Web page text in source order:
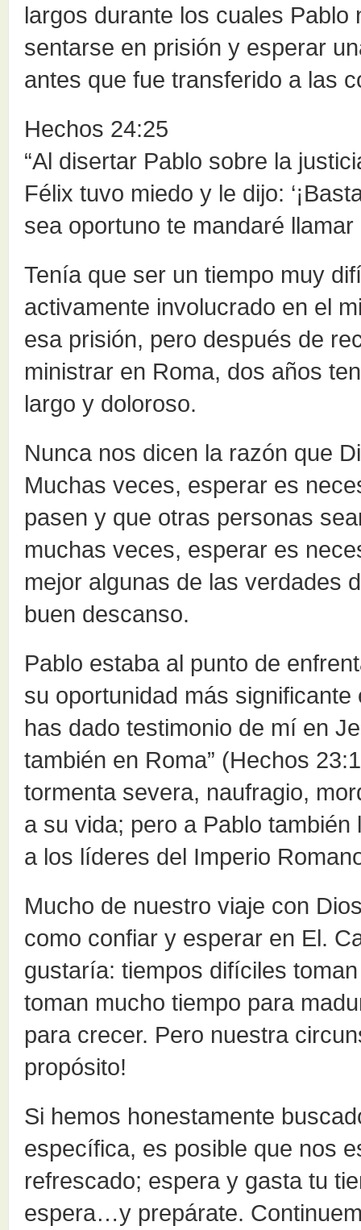
largos durante los cuales
sentarse en prisión y esperar
antes que fue transferido a las
Hechos 24:25
“Al disertar Pablo sobre la
Félix tuvo miedo y le dijo:
sea oportuno te mandaré llamar
Tenía que ser un tiempo muy
activamente involucrado en el
esa prisión, pero después de
ministrar en Roma, dos años
largo y doloroso.
Nunca nos dicen la razón que
Muchas veces, esperar es
pasen y que otras personas
muchas veces, esperar es
mejor algunas de las verdades
buen descanso.
Pablo estaba al punto de
su oportunidad más significante
has dado testimonio de mí en
también en Roma” (Hechos
tormenta severa, naufragio,
a su vida; pero a Pablo
a los líderes del Imperio
Mucho de nuestro viaje con
como confiar y esperar en El.
gustaría: tiempos difíciles
toman mucho tiempo para
para crecer. Pero nuestra
propósito!
Si hemos honestamente
específica, es posible que nos
refrescado; espera y gasta tu
espera…y prepárate.